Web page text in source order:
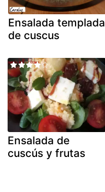
Ensalada templada
de cuscus
Ensalada de
cuscús y frutas